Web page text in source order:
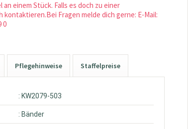
einem Stück. Falls es doch zu einer
Fragen melde dich gerne: E-Mail:
0
Pflegehinweise Staffelpreise
: KW2079-503
: Bänder